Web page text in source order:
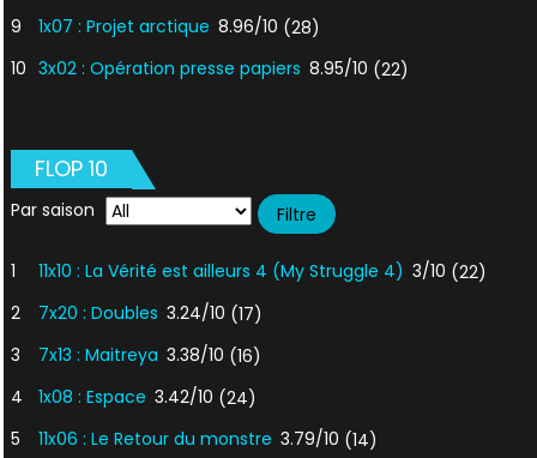
9
1x07 : Projet arctique 8.96/10 (28)
10 3x02 : Opération presse papiers 8.95/10 (22)
FLOP 10
Par saison
1 11x10 : La Vérité est ailleurs 4 (My Struggle 4) 3/10 (22)
2
7x20 : Doubles 3.24/10 (17)
3
7x13 : Maitreya 3.38/10 (16)
4
1x08 : Espace 3.42/10 (24)
5
11x06 : Le Retour du monstre 3.79/10 (14)